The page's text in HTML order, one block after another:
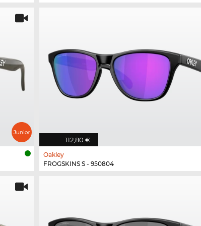
112,80 €
Oakley
FROGSKINS S - 950804